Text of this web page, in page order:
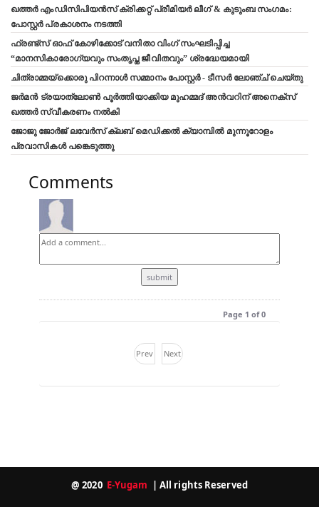
ഖത്തർ എംഡിസിപിയൻസ് ക്രിക്കറ്റ് പ്രീമിയർ ലീഗ് & കുടുംബ സംഗമം:
പോസ്റ്റർ പ്രകാശനം നടത്തി
ഫ്രണ്ട്സ് ഓഫ് കോഴിക്കോട് വനിതാ വിംഗ് സംഘടിപ്പിച്ച
“മാനസികാരോഗ്യവും സംതൃപ്ത ജീവിതവും” ശ്രദ്ധേയമായി
ചിത്രാമ്മയ്ക്കൊരു പിറന്നാൾ സമ്മാനം പോസ്റ്റർ - ടീസർ ലോഞ്ച് ചെയ്തു
ജർമൻ ട്രയാത്‌ലോൺ പൂർത്തിയാക്കിയ മുഹമ്മദ് അൻവറിന് അനെക്സ്
ഖത്തർ സ്വീകരണം നൽകി
ജോജു ജോർജ് ലവേർസ് ക്ലബ്‌ മെഡിക്കൽ ക്യാമ്പിൽ മുന്നൂറോളം
പ്രവാസികൾ പങ്കെടുത്തു
Comments
Page 1 of 0
Prev Next
@ 2020 E-Yugam | All rights Reserved